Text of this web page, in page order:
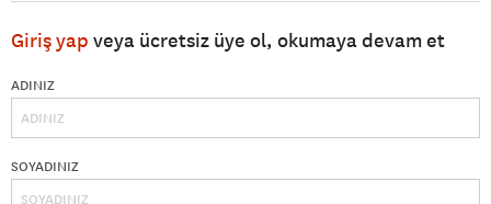
Giriş yap veya ücretsiz üye ol, okumaya devam et
ADINIZ
SOYADINIZ